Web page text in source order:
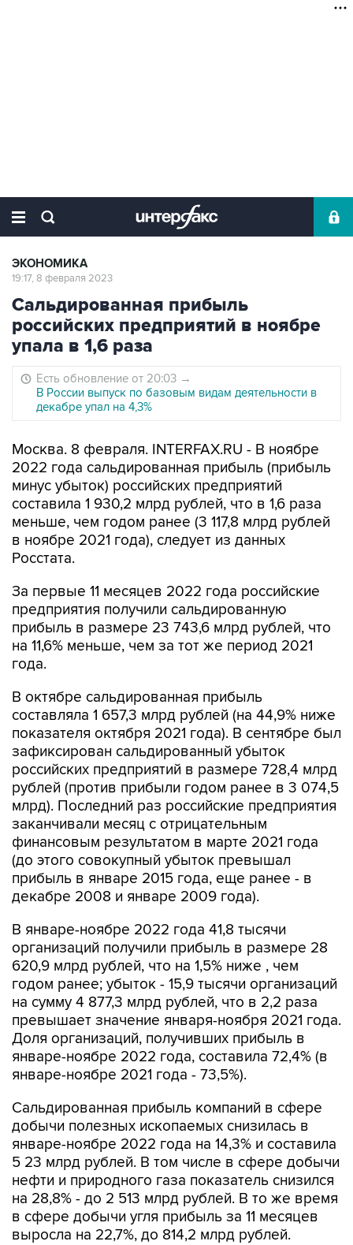
ЭКОНОМИКА
19:17, 8 февраля 2023
Сальдированная прибыль
российских предприятий в ноябре
упала в 1,6 раза
Есть обновление от 20:03 →
В России выпуск по базовым видам деятельности в
декабре упал на 4,3%
Москва. 8 февраля. INTERFAX.RU - В ноябре
2022 года сальдированная прибыль (прибыль
минус убыток) российских предприятий
составила 1 930,2 млрд рублей, что в 1,6 раза
меньше, чем годом ранее (3 117,8 млрд рублей
в ноябре 2021 года), следует из данных
Росстата.
За первые 11 месяцев 2022 года российские
предприятия получили сальдированную
прибыль в размере 23 743,6 млрд рублей, что
на 11,6% меньше, чем за тот же период 2021
года.
В октябре сальдированная прибыль
составляла 1 657,3 млрд рублей (на 44,9% ниже
показателя октября 2021 года). В сентябре был
зафиксирован сальдированный убыток
российских предприятий в размере 728,4 млрд
рублей (против прибыли годом ранее в 3 074,5
млрд). Последний раз российские предприятия
заканчивали месяц с отрицательным
финансовым результатом в марте 2021 года
(до этого совокупный убыток превышал
прибыль в январе 2015 года, еще ранее - в
декабре 2008 и январе 2009 года).
В январе-ноябре 2022 года 41,8 тысячи
организаций получили прибыль в размере 28
620,9 млрд рублей, что на 1,5% ниже , чем
годом ранее; убыток - 15,9 тысячи организаций
на сумму 4 877,3 млрд рублей, что в 2,2 раза
превышает значение января-ноября 2021 года.
Доля организаций, получивших прибыль в
январе-ноябре 2022 года, составила 72,4% (в
январе-ноябре 2021 года - 73,5%).
Сальдированная прибыль компаний в сфере
добычи полезных ископаемых снизилась в
январе-ноябре 2022 года на 14,3% и составила
5 23 млрд рублей. В том числе в сфере добычи
нефти и природного газа показатель снизился
на 28,8% - до 2 513 млрд рублей. В то же время
в сфере добычи угля прибыль за 11 месяцев
выросла на 22,7%, до 814,2 млрд рублей.